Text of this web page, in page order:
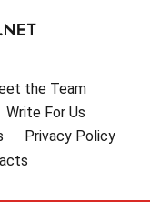
the Team
Write For Us
Privacy Policy